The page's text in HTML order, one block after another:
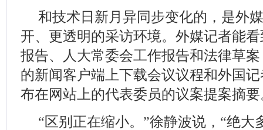
和技术日新月异同步变化的，是外
开、更透明的采访环境。外媒记者能
报告、人大常委会工作报告和法律草
的新闻客户端上下载会议议程和外国
布在网站上的代表委员的议案提案摘要
“区别正在缩小。”徐静波说，“绝大